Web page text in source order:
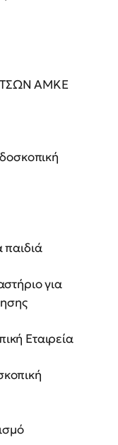
ΑΜΚΕ
για
Εταιρεία